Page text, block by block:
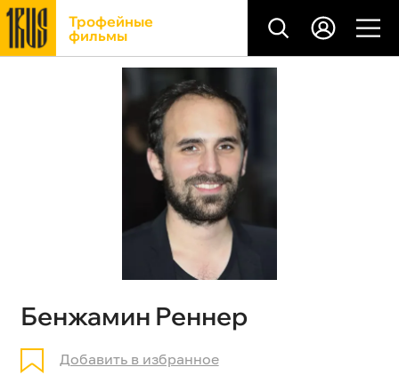
Трофейные
фильмы
Бенжамин Реннер
Добавить в избранное